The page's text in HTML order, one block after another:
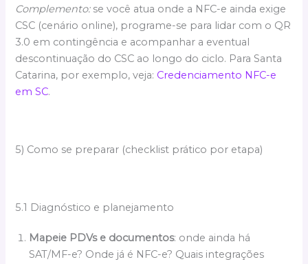
Complemento:se você atua onde a NFC-e ainda exige
CSC (cenário online), programe-se para lidar com o QR
3.0 em contingência e acompanhar a eventual
descontinuação do CSC ao longo do ciclo. Para Santa
Catarina, por exemplo, veja: Credenciamento NFC-e
em SC.
5) Como se preparar (checklist prático por etapa)
5.1 Diagnóstico e planejamento
Mapeie PDVs e documentos: onde ainda há
SAT/MF-e? Onde já é NFC-e? Quais integrações